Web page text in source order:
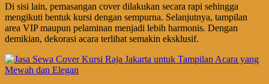
Di sisi lain, pemasangan cover dilakukan secara rapi sehingga
mengikuti bentuk kursi dengan sempurna. Selanjutnya, tampilan
area VIP maupun pelaminan menjadi lebih harmonis. Dengan
demikian, dekorasi acara terlihat semakin eksklusif.